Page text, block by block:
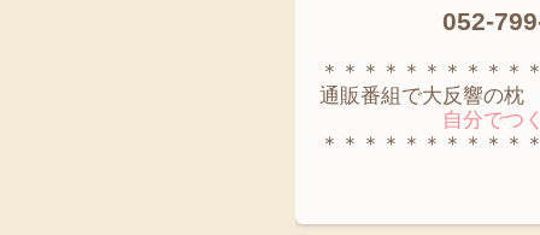
052-
＊＊＊＊＊＊＊＊＊＊
通販番組で大反響の枕
自分でつ
＊＊＊＊＊＊＊＊＊＊